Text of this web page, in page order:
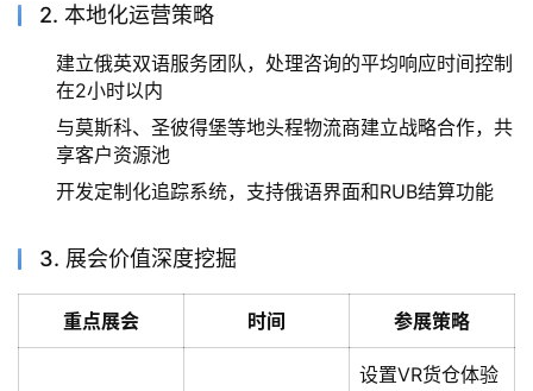
2. 本地化运营策略
建立俄英双语服务团队，处理咨询的平均响应时间控制
在2小时以内
与莫斯科、圣彼得堡等地头程物流商建立战略合作，共
享客户资源池
开发定制化追踪系统，支持俄语界面和RUB结算功能
3. 展会价值深度挖掘
重点展会 时间 参展策略
设置VR货仓体验